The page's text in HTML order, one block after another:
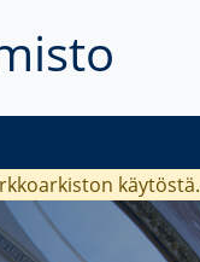
käytöstä.